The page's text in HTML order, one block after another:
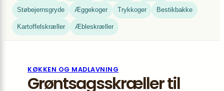
Støbejernsgryde Æggekoger Trykkoger Bestikbakke
Kartoffelskræller Æbleskræller
KØKKEN OG MADLAVNING
Grøntsagsskræller til